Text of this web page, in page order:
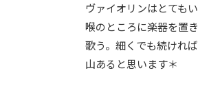
ヴァイオリンはとても
喉のところに楽器を置
歌う。細くでも続けれ
山あると思います＊